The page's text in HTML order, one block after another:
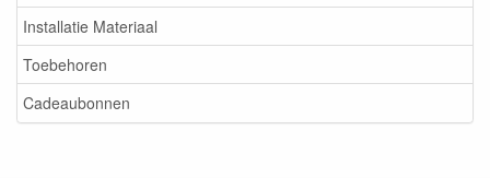
Installatie Materiaal
Toebehoren
Cadeaubonnen